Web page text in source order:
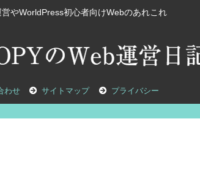
やWorldPress初心者向けWebのあれこれ
わせ サイトマップ プライバシー